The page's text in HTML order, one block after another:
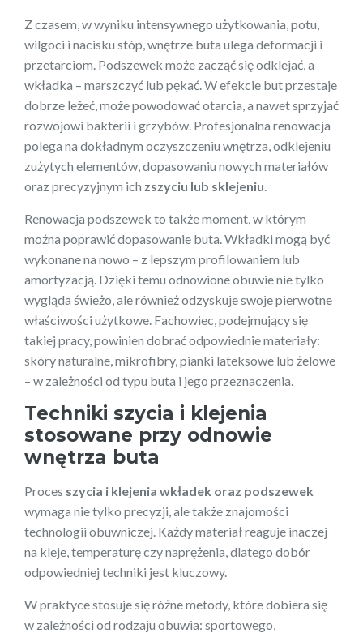
Z czasem, w wyniku intensywnego użytkowania, potu,
wilgoci i nacisku stóp, wnętrze buta ulega deformacji i
przetarciom. Podszewek może zacząć się odklejać, a
wkładka – marszczyć lub pękać. W efekcie but przestaje
dobrze leżeć, może powodować otarcia, a nawet sprzyjać
rozwojowi bakterii i grzybów. Profesjonalna renowacja
polega na dokładnym oczyszczeniu wnętrza, odklejeniu
zużytych elementów, dopasowaniu nowych materiałów
oraz precyzyjnym ich zszyciu lub sklejeniu
Renowacja podszewek to także moment, w którym
można poprawić dopasowanie buta. Wkładki mogą być
wykonane na nowo – z lepszym profilowaniem lub
amortyzacją. Dzięki temu odnowione obuwie nie tylko
wygląda świeżo, ale również odzyskuje swoje pierwotne
właściwości użytkowe. Fachowiec, podejmujący się
takiej pracy, powinien dobrać odpowiednie materiały:
skóry naturalne, mikrofibry, pianki lateksowe lub żelowe
– w zależności od typu buta i jego przeznaczenia.
Techniki szycia i klejenia
stosowane przy odnowie
wnętrza buta
Proces szycia i klejenia wkładek oraz podszewek
wymaga nie tylko precyzji, ale także znajomości
technologii obuwniczej. Każdy materiał reaguje inaczej
na kleje, temperaturę czy naprężenia, dlatego dobór
odpowiedniej techniki jest kluczowy.
W praktyce stosuje się różne metody, które dobiera się
w zależności od rodzaju obuwia: sportowego,